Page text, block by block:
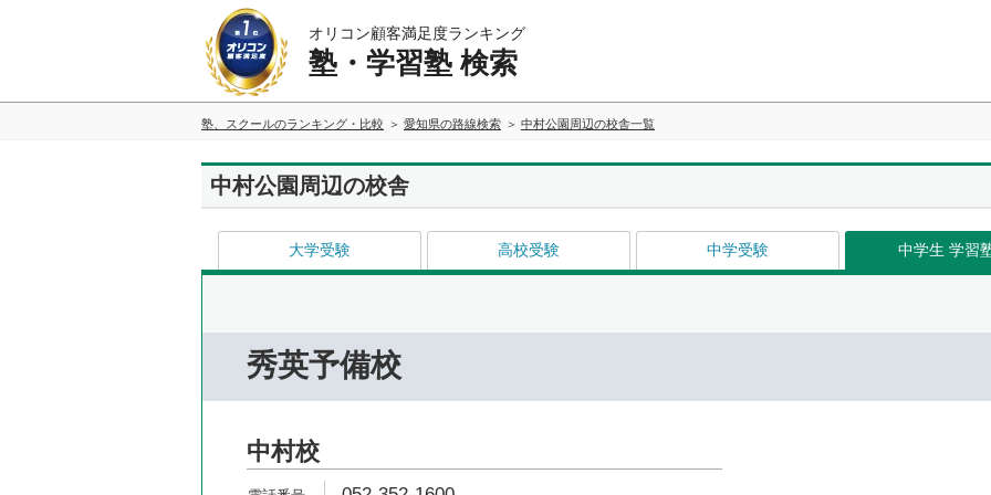
オリコン顧客満足度ランキング
塾・学習塾 検索
塾、スクールのランキング・比較 愛知県の路線検索 中村公園周辺の校舎一覧
中村公園周辺の校舎
大学受験 高校受験 中学受験 中学生 学習
秀英予備校
中村校